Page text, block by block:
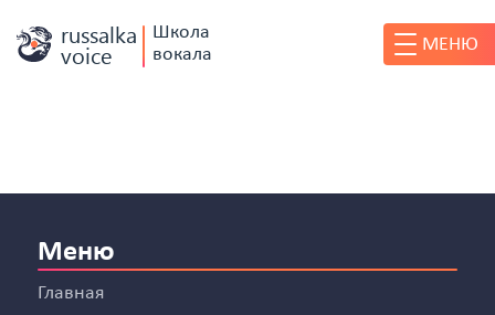
russalka
voice
Школа
вокала
МЕНЮ
Меню
Главная